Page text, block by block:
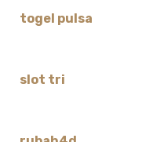
togel pulsa
slot tri